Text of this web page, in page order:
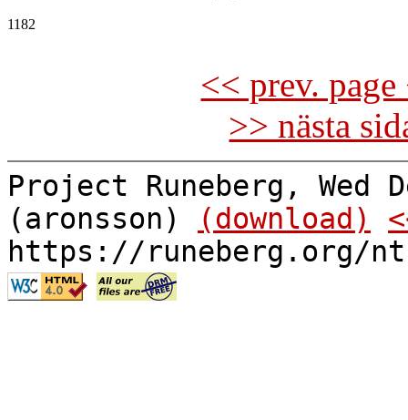
1182
<< prev.
>> nästa
Project Runeberg, Wed
(aronsson)
(download)
https://runeberg.org/